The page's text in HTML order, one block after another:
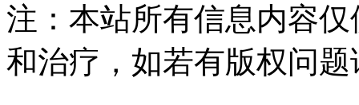
注：本站所有信息内容
和治疗，如若有版权问